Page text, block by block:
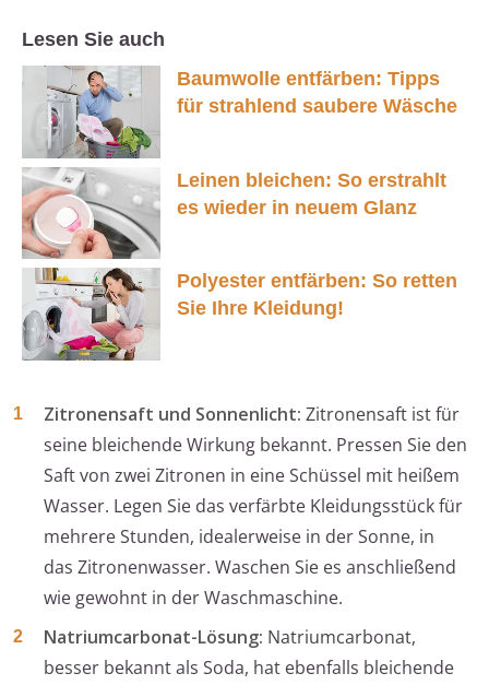
Lesen Sie auch
Baumwolle entfärben: Tipps
für strahlend saubere Wäsche
Leinen bleichen: So erstrahlt
es wieder in neuem Glanz
Polyester entfärben: So retten
Sie Ihre Kleidung!
Zitronensaft und Sonnenlicht: Zitronensaft ist für
seine bleichende Wirkung bekannt. Pressen Sie den
Saft von zwei Zitronen in eine Schüssel mit heißem
Wasser. Legen Sie das verfärbte Kleidungsstück für
mehrere Stunden, idealerweise in der Sonne, in
das Zitronenwasser. Waschen Sie es anschließend
wie gewohnt in der Waschmaschine.
Natriumcarbonat-Lösung: Natriumcarbonat,
besser bekannt als Soda, hat ebenfalls bleichende